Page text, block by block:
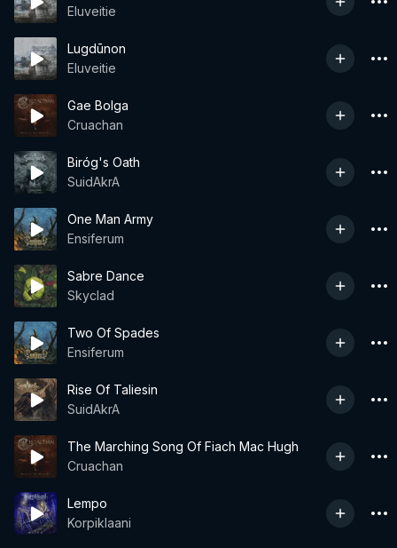
Eluveitie
Lugdūnon
Eluveitie
Gae Bolga
Cruachan
Biróg's Oath
SuidAkrA
One Man Army
Ensiferum
Sabre Dance
Skyclad
Two Of Spades
Ensiferum
Rise Of Taliesin
SuidAkrA
The Marching Song Of Fiach Mac Hugh
Cruachan
Lempo
Korpiklaani